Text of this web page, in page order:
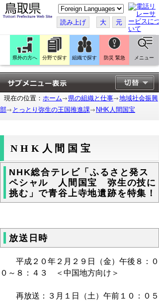
こ
の
ペ
ー
ジ
翻
訳
す
る
読み上げ 大 元
県外の方へ 分野で探す 組織で探す 防災 緊急 メニュー
現在の位置： ホーム 県の組織と仕事
地域社会振興
部
とっとり弥生の王国推進課 NHK人間国宝
NHK人間国宝
NHK総合テレビ「ふるさと発ス
ペシャル 人間国宝 弥生の技に
挑む」で青谷上寺地遺跡を特集！
放送日時
平成２０年２月２９日（金）午後８：０
０～８：４３ ＜中国地方向け＞
再放送：３月１日（土）午前１０：０５